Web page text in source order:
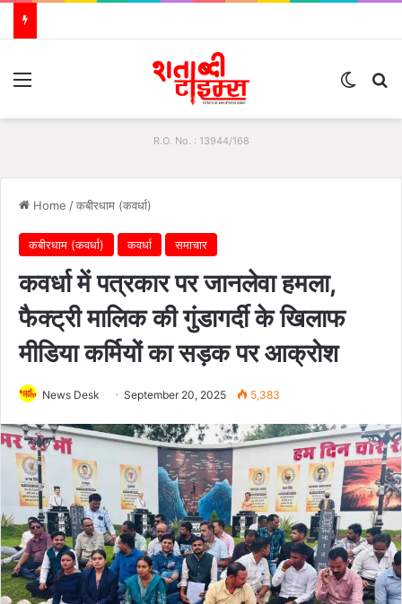
Menu
R.O. No. : 13944/168
Home /कबीरधाम (कवर्धा)
कबीरधाम (कवर्धा) कवर्धा समाचार
कवर्धा में पत्रकार पर जानलेवा हमला,
फैक्ट्री मालिक की गुंडागर्दी के खिलाफ
मीडिया कर्मियों का सड़क पर आक्रोश
News Desk September 20, 2025 5,383